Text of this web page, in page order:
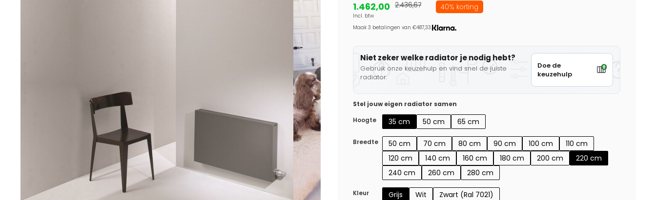
1.462,00
Incl. btw
2.436,67 40% korting
Maak 3 betalingen van €487,33.
Niet zeker welke radiator je nodig hebt?
Gebruik onze keuzehulp en vind snel de juiste
radiator.
Doe de
keuzehulp
Stel jouw eigen radiator samen
Hoogte
35 cm 50 cm 65 cm
Breedte 50 cm 70 cm 80 cm 90 cm 100 cm
110 cm
120 cm
140 cm 160 cm 180 cm 200 cm
220 cm
240 cm
260 cm 280 cm
Kleur Grijs Wit Zwart (Ral 7021)